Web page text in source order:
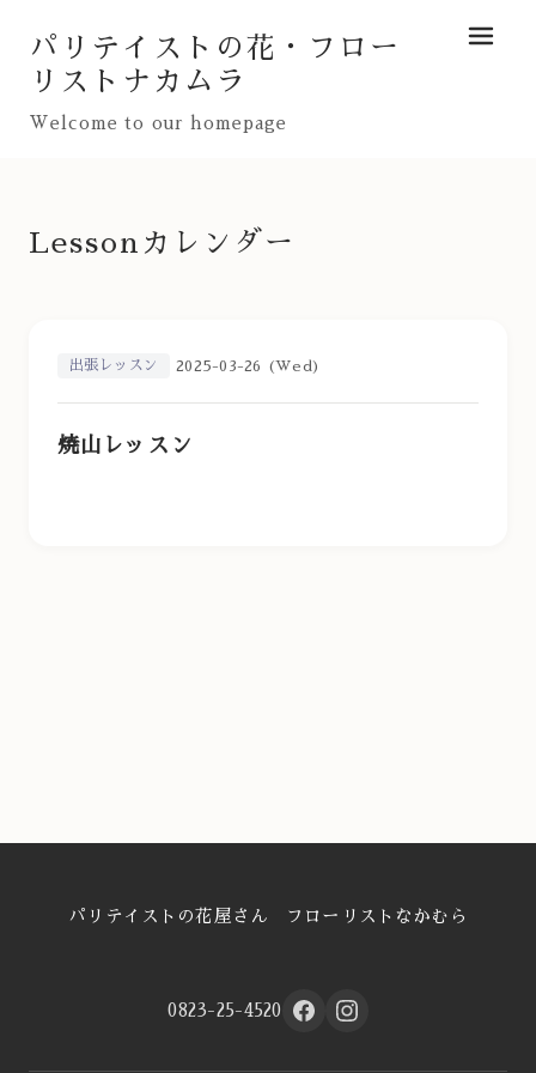
パリテイストの花・フロー
リストナカムラ
Welcome to our homepage
メニュ
Lessonカレンダー
出張レッスン 2025-03-26 (Wed)
焼山レッスン
パリテイストの花屋さん フローリストなかむら
0823-25-4520